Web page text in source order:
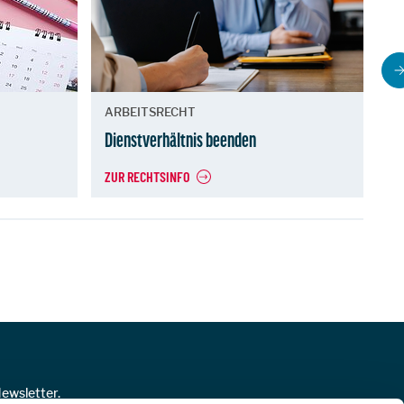
ARBEITSRECHT
Dienstverhältnis beenden
ZUR RECHTSINFO